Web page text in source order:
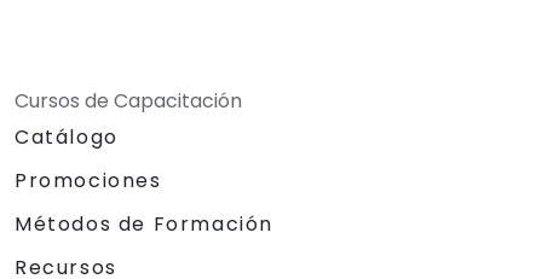
Cursos de Capacitación
Catálogo
Promociones
Métodos de Formación
Recursos